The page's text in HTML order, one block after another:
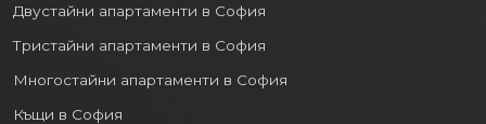
Двустайни апартаменти в София
Тристайни апартаменти в София
Многостайни апартаменти в София
Къщи в София